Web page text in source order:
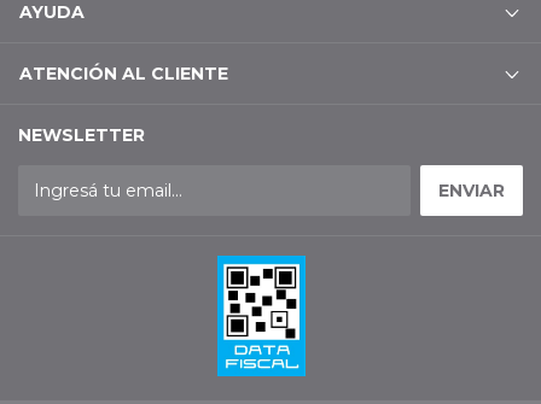
AYUDA
ATENCIÓN AL CLIENTE
NEWSLETTER